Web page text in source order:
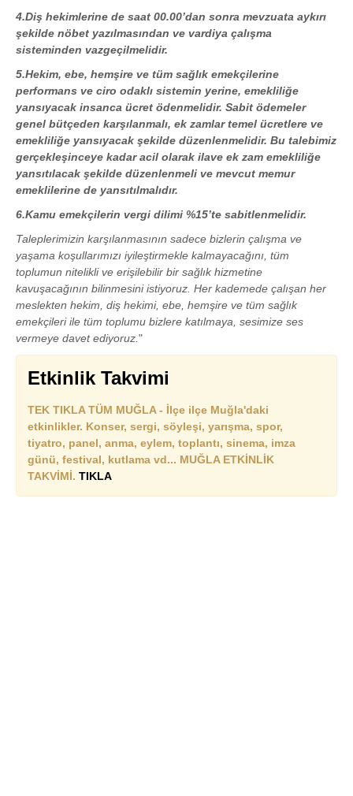
4.Diş hekimlerine de saat 00.00’dan sonra mevzuata aykırı
şekilde nöbet yazılmasından ve vardiya çalışma
sisteminden vazgeçilmelidir.
5.Hekim, ebe, hemşire ve tüm sağlık emekçilerine
performans ve ciro odaklı sistemin yerine, emekliliğe
yansıyacak insanca ücret ödenmelidir. Sabit ödemeler
genel bütçeden karşılanmalı, ek zamlar temel ücretlere ve
emekliliğe yansıyacak şekilde düzenlenmelidir. Bu talebimiz
gerçekleşinceye kadar acil olarak ilave ek zam emekliliğe
yansıtılacak şekilde düzenlenmeli ve mevcut memur
emeklilerine de yansıtılmalıdır.
6.Kamu emekçilerin vergi dilimi %15’te sabitlenmelidir.
Taleplerimizin karşılanmasının sadece bizlerin çalışma ve
yaşama koşullarımızı iyileştirmekle kalmayacağını, tüm
toplumun nitelikli ve erişilebilir bir sağlık hizmetine
kavuşacağının bilinmesini istiyoruz. Her kademede çalışan her
meslekten hekim, diş hekimi, ebe, hemşire ve tüm sağlık
emekçileri ile tüm toplumu bizlere katılmaya, sesimize ses
vermeye davet ediyoruz. "
Etkinlik Takvimi
TEK TIKLA TÜM MUĞLA - İlçe ilçe Muğla'daki
etkinlikler. Konser, sergi, söyleşi, yarışma, spor,
tiyatro, panel, anma, eylem, toplantı, sinema, imza
günü, festival, kutlama vd... MUĞLA ETKİNLİK
TAKVİMİ. TIKLA